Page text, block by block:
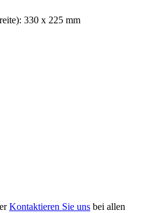
330 x 225 mm
Kontaktieren Sie uns bei allen